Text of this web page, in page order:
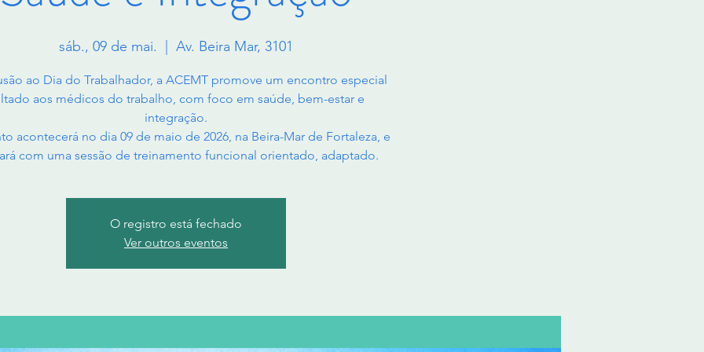
sáb., 09 de mai. Av. Beira Mar, 3101
ao Dia do Trabalhador, a ACEMT promove um encontro especial
aos médicos do trabalho, com foco em saúde, bem-estar e
integração.
acontecerá no dia 09 de maio de 2026, na Beira-Mar de Fortaleza, e
com uma sessão de treinamento funcional orientado, adaptado.
O registro está fechado
Ver outros eventos